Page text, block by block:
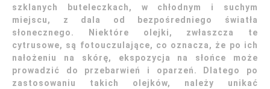
szklanych buteleczkach, w chłodnym i suchym
miejscu, z dala od bezpośredniego światła
słonecznego. Niektóre olejki, zwłaszcza te
cytrusowe, są fotouczulające, co oznacza, że po ich
nałożeniu na skórę, ekspozycja na słońce może
prowadzić do przebarwień i oparzeń. Dlatego po
zastosowaniu takich olejków, należy unikać